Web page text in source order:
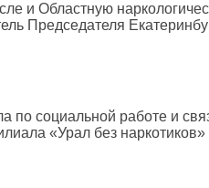
и Областную
Председателя
по социальной работе и
«Урал без